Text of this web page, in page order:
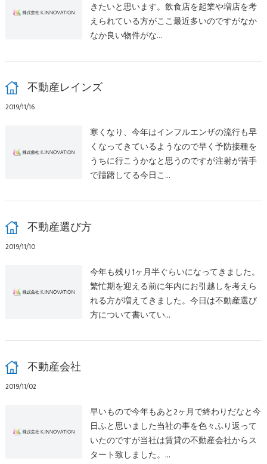
きたいと思います。飲食店を起業や増店を考
えられている方がここ最近多いのですがなか
なか良い物件がな…
不動産レインズ
2019/11/16
寒くなり、今年はインフルエンザの流行も早
くなってきているようなので早く予防接種を
うちに行こうかなと思うのですが注射が苦手
で躊躇してる今日こ…
不動産選び方
2019/11/10
今年も残り1ヶ月半ぐらいになってきました。
繁忙期を迎える前に年内にお引越しを考えら
れる方が増えてきました。今日は不動産選び
方について書いてい…
不動産会社
2019/11/02
早いもので今年もあと2ヶ月で終わりだなと今
日ふと思いました当社の事を色々ふり返って
いたのですが当社は賃貸の不動産会社からス
タート致しました。…